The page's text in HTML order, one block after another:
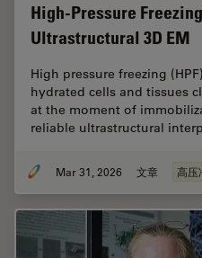
High-Pressure
Ultrastructural 3D EM
High pressure freezing
hydrated cells and tissues
at the moment of
reliable ultrastructural
Mar 31, 2026 文章 高压